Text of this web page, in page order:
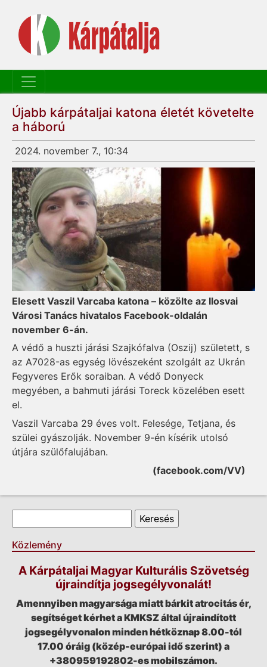
Újabb kárpátaljai katona életét követelte
a háború
2024. november 7., 10:34
Elesett Vaszil Varcaba katona – közölte az Ilosvai
Városi Tanács hivatalos Facebook-oldalán
november 6-án.
A védő a huszti járási Szajkófalva (Oszij) született, s
az А7028-as egység lövészeként szolgált az Ukrán
Fegyveres Erők soraiban. A védő Donyeck
megyében, a bahmuti járási Toreck közelében esett
el.
Vaszil Varcaba 29 éves volt. Felesége, Tetjana, és
szülei gyászolják. November 9-én kísérik utolsó
útjára szülőfalujában.
(facebook.com/VV)
Keresés űrlap
Keresés
Közlemény
A Kárpátaljai Magyar Kulturális Szövetség
újraindítja jogsegélyvonalát!
Amennyiben magyarsága miatt bárkit atrocitás ér,
segítséget kérhet a KMKSZ által újraindított
jogsegélyvonalon minden hétköznap 8.00-tól
17.00 óráig (közép-európai idő szerint) a
+380959192802-es mobilszámon.